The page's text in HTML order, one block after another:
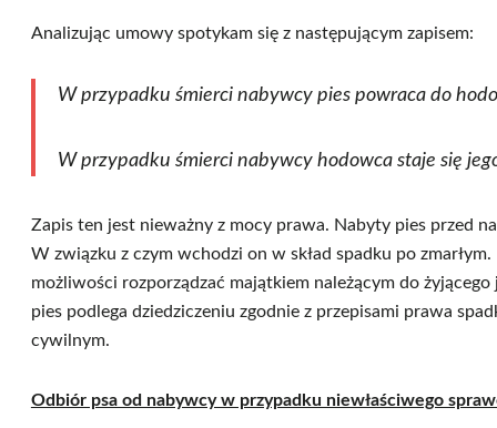
Analizując umowy spotykam się z następującym zapisem:
W przypadku śmierci nabywcy pies powraca do
W przypadku śmierci nabywcy hodowca staje się
Zapis ten jest nieważny z mocy prawa. Nabyty pies przed
W związku z czym wchodzi on w skład spadku po
możliwości rozporządzać majątkiem należącym do
pies podlega dziedziczeniu zgodnie z przepisami prawa
cywilnym.
Odbiór psa od nabywcy w przypadku niewłaściwego